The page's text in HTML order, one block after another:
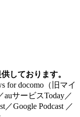
しております。
for docomo（旧マイ
サービスToday／
Google Podcast ／